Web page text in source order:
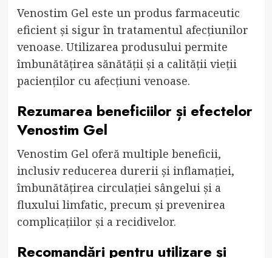
Venostim Gel este un produs farmaceutic
eficient și sigur în tratamentul afecțiunilor
venoase. Utilizarea produsului permite
îmbunătățirea sănătății și a calității vieții
pacienților cu afecțiuni venoase.
Rezumarea beneficiilor și efectelor
Venostim Gel
Venostim Gel oferă multiple beneficii,
inclusiv reducerea durerii și inflamației,
îmbunătățirea circulației sângelui și a
fluxului limfatic, precum și prevenirea
complicațiilor și a recidivelor.
Recomandări pentru utilizare și